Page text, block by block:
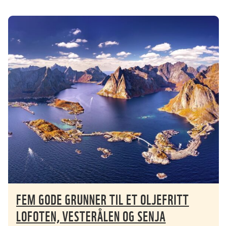
FEM GODE GRUNNER TIL ET OLJEFRITT
LOFOTEN, VESTERÅLEN OG SENJA